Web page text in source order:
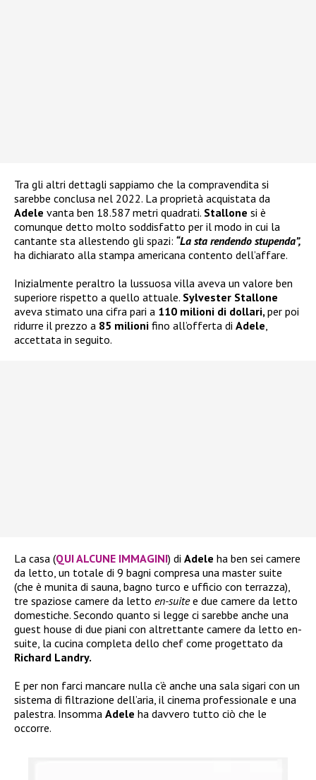
Tra gli altri dettagli sappiamo che la compravendita si
sarebbe conclusa nel 2022. La proprietà acquistata da
Adele vanta ben 18.587 metri quadrati. Stallone si è
comunque detto molto soddisfatto per il modo in cui la
cantante sta allestendo gli spazi: “La sta rendendo stupenda”,
ha dichiarato alla stampa americana contento dell’affare.
Inizialmente peraltro la lussuosa villa aveva un valore ben
superiore rispetto a quello attuale. Sylvester Stallone
aveva stimato una cifra pari a 110 milioni di dollari,per poi
ridurre il prezzo a 85 milioni fino all’offerta di Adele,
accettata in seguito.
La casa (QUI ALCUNE IMMAGINI) di Adele ha ben sei camere
da letto, un totale di 9 bagni compresa una master suite
(che è munita di sauna, bagno turco e ufficio con terrazza),
tre spaziose camere da letto en-suitee due camere da letto
domestiche. Secondo quanto si legge ci sarebbe anche una
guest house di due piani con altrettante camere da letto en-
suite, la cucina completa dello chef come progettato da
Richard Landry.
E per non farci mancare nulla c’è anche una sala sigari con un
sistema di filtrazione dell’aria, il cinema professionale e una
palestra. Insomma Adele ha davvero tutto ciò che le
occorre.